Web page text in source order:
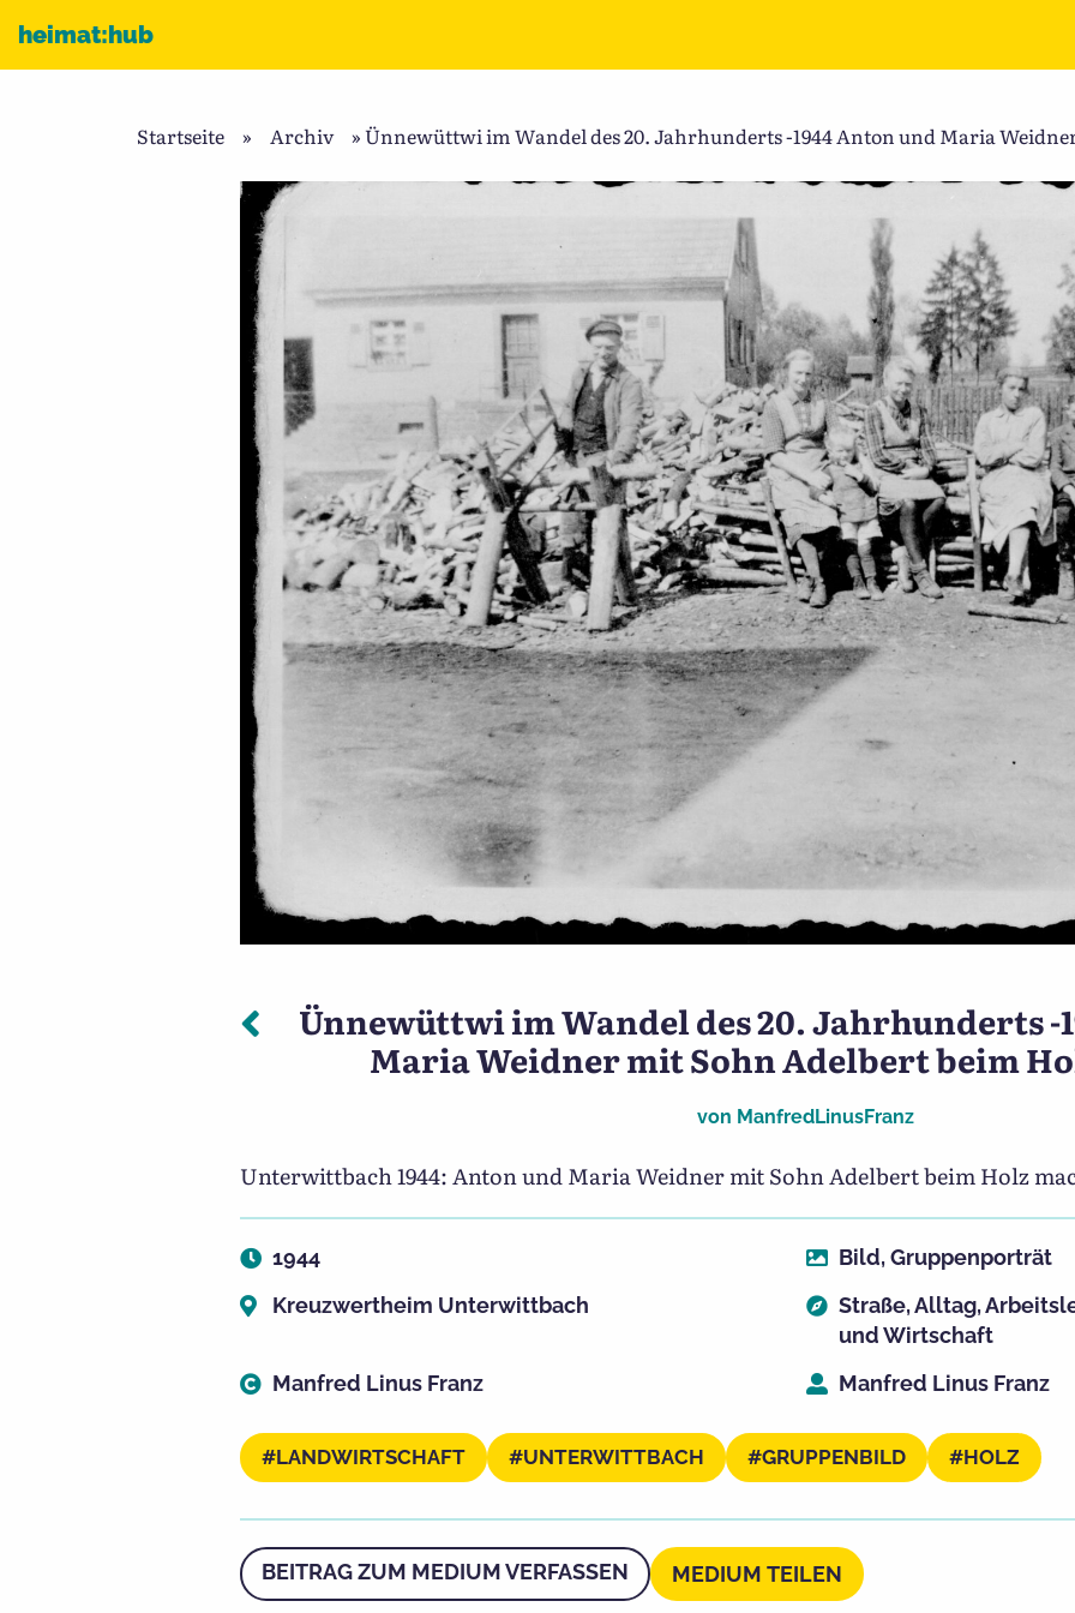
heimat:hub
Startseite » Archiv »Ünnewüttwi im Wandel des 20. Jahrhunderts -1944 Anton und Maria
Beitragsnavigation
Vorheriger: Ünnewüttwi im Wandel
Ünnewüttwi im Wandel des 20. Jahrhunderts -
Maria Weidner mit Sohn Adelbert beim
von ManfredLinusFranz
Unterwittbach 1944: Anton und Maria Weidner mit Sohn Adelbert beim Holz
1944
Kreuzwertheim Unterwittbach
Bild,Gruppenporträt
Straße,Alltag,
und Wirtschaft
Manfred Linus Franz
Manfred Linus Franz
LANDWIRTSCHAFT UNTERWITTBACH GRUPPENBILD HOLZ
BEITRAG ZUM MEDIUM VERFASSEN MEDIUM TEILEN